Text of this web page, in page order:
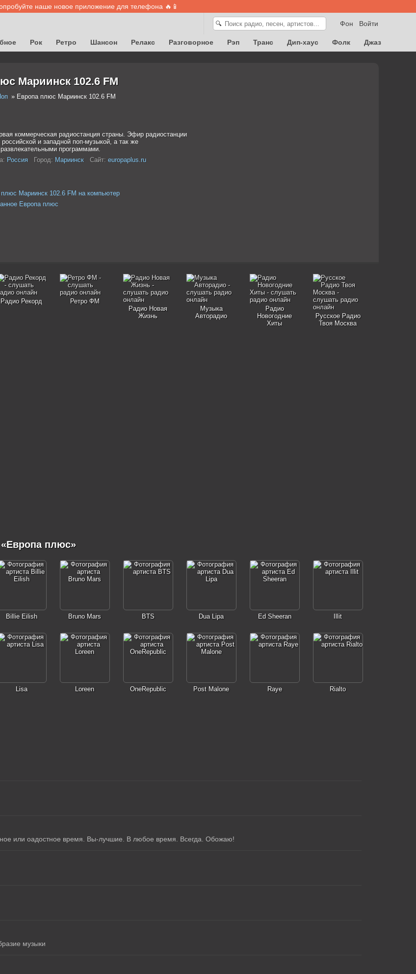
наше новое приложение для телефона 🔥📱
Войти
Фон
🔍
Рок Ретро Шансон Релакс Разговорное Рэп Транс Дип-хаус Фолк
Джаз
Мариинск 102.6 FM
Европа плюс Мариинск 102.6 FM
коммерческая радиостанция страны. Эфир радиостанции
и западной поп-музыкой, а так же
программами.
Россия Город: Мариинск Сайт: europaplus.ru
Мариинск 102.6 FM на компьютер
Европа плюс
Радио Рекорд
Ретро ФМ
Радио Новая
Жизнь
Музыка
Авторадио
Радио
Новогодние
Хиты
Русское Радио
Твоя Москва
плюс»
Billie Eilish Bruno Mars BTS Dua Lipa Ed Sheeran Illit
Lisa Loreen OneRepublic Post Malone Raye Rialto
или оадостное время. Вы-лучшие. В любое время. Всегда. Обожаю!
музыки